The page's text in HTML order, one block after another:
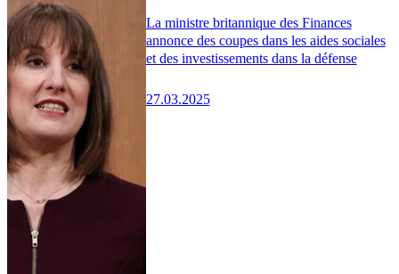
La ministre britannique des Finances
annonce des coupes dans les aides sociales
et des investissements dans la défense
27.03.2025